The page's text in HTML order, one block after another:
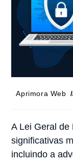
Aprimora Web
A Lei Geral de
significativas
incluindo a